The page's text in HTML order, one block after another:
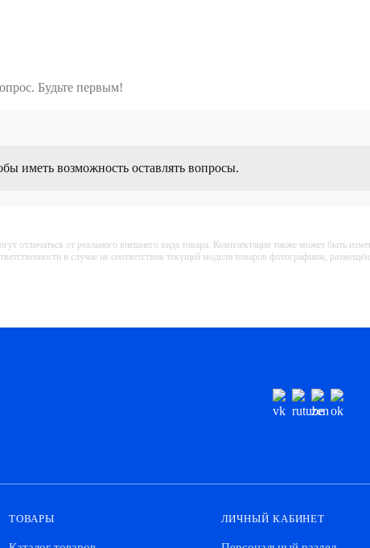
Будьте первым!
иметь возможность оставлять вопросы.
отличаться от реального внешнего вида товара. Комплектация также может быть
в случае не соответствия текущей модели товаров фотографиям,
ТОВАРЫ ЛИЧНЫЙ КАБИНЕТ